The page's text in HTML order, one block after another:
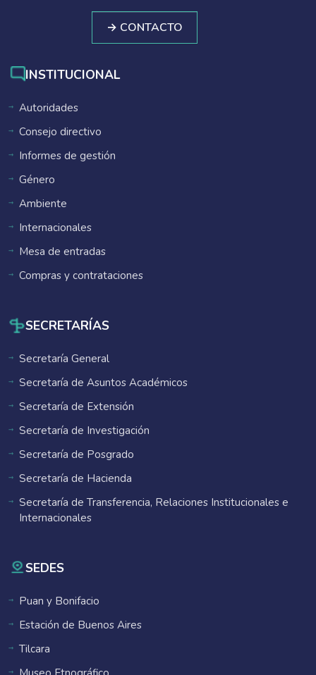
→ CONTACTO
INSTITUCIONAL
Autoridades
Consejo directivo
Informes de gestión
Género
Ambiente
Internacionales
Mesa de entradas
Compras y contrataciones
SECRETARÍAS
Secretaría General
Secretaría de Asuntos Académicos
Secretaría de Extensión
Secretaría de Investigación
Secretaría de Posgrado
Secretaría de Hacienda
Secretaría de Transferencia, Relaciones Institucionales e
Internacionales
SEDES
Puan y Bonifacio
Estación de Buenos Aires
Tilcara